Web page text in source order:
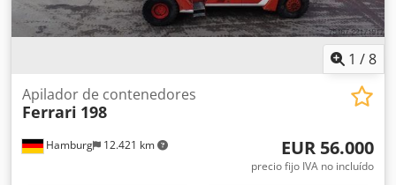
1 /8
Hamburg 12.421 km
Apilador de contenedores
Ferrari 198
EUR 56.000
precio fijo IVA no incluído